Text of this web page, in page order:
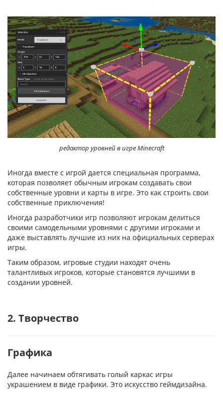
редактор уровней в игре Minecraft
Иногда вместе с игрой дается специальная программа,
которая позволяет обычным игрокам создавать свои
собственные уровни и карты в игре. Это как строить свои
собственные приключения!
Иногда разработчики игр позволяют игрокам делиться
своими самодельными уровнями с другими игроками и
даже выставлять лучшие из них на официальных серверах
игры.
Таким образом, игровые студии находят очень
талантливых игроков, которые становятся лучшими в
создании уровней.
2. Творчество
Графика
Далее начинаем обтягивать голый каркас игры
украшением в виде графики. Это искусство геймдизайна.